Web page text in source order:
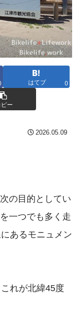
はてブ 0
ピー
2026.05.09
の目的としてい
一つでも多く走
あるモニュメン
れが北緯45度